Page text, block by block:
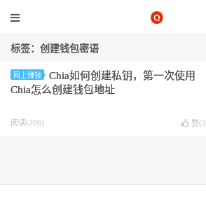
标签：创建钱包密语
网上赚钱
Chia如何创建私钥，第一次使用
Chia怎么创建钱包地址
阅读(206) 赞(3